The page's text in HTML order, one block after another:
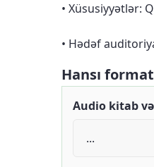
• Xüsusiyyətlər:
• Hədəf
Hansı
Audio kitab